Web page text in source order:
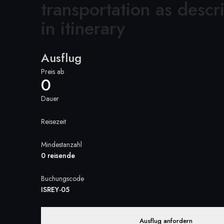
transportation as
in itinerary
Ausflug
Preis ab
0
Dauer
Reisezeit
Mindestanzahl
0 reisende
Buchungscode
ISREY-05
Ausflug anfordern